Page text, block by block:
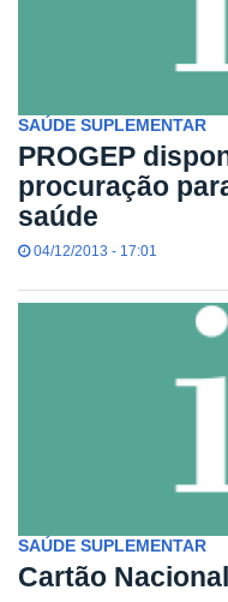
SAÚDE SUPLEMENTAR
PROGEP
procuração
saúde
04/12/2013 - 17:01
SAÚDE SUPLEMENTAR
Cartão